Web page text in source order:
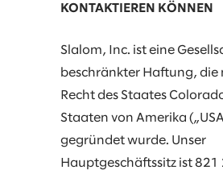
KONTAKTIEREN KÖNNEN
Slalom, Inc. ist eine
beschränkter Haftung, die
Recht des Staates
Staaten von Amerika
gegründet wurde. Unser
Hauptgeschäftssitz ist 821